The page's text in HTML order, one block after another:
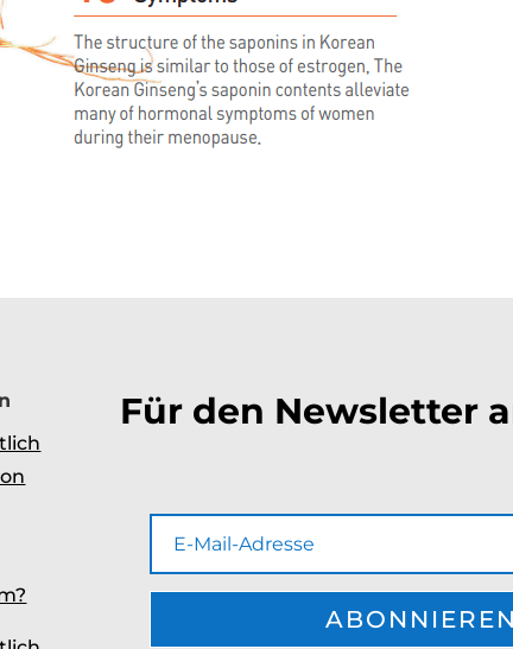
Für den Newsletter
ABONNIEREN